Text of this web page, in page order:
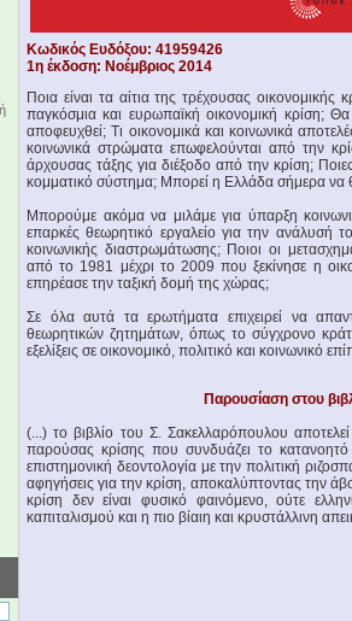
Κωδικός Ευδόξου: 41959426
1η έκδοση: Noέμβριος 2014
Ποια είναι τα αίτια της τρέχουσας
παγκόσμια και ευρωπαϊκή οικονομική κρίση;
αποφευχθεί; Τι οικονομικά και κοινωνικά
κοινωνικά στρώματα επωφελούνται από την
άρχουσας τάξης για διέξοδο από την κρίση;
κομματικό σύστημα; Μπορεί η Ελλάδα σήμερα να
Μπορούμε ακόμα να μιλάμε για ύπαρξη
επαρκές θεωρητικό εργαλείο για την ανάλυσή
κοινωνικής διαστρωμάτωσης; Ποιοι οι
από το 1981 μέχρι το 2009 που ξεκίνησε η
επηρέασε την ταξική δομή της χώρας;
Σε όλα αυτά τα ερωτήματα επιχειρεί να
θεωρητικών ζητημάτων, όπως το σύγχρονο
εξελίξεις σε οικονομικό, πολιτικό και κοινωνικό
Παρουσίαση στου
(...) το βιβλίο του Σ. Σακελλαρόπουλου
παρούσας κρίσης που συνδυάζει το
επιστημονική δεοντολογία με την πολιτική
αφηγήσεις για την κρίση, αποκαλύπτοντας την
κρίση δεν είναι φυσικό φαινόμενο, ούτε
καπιταλισμού και η πιο βίαιη και κρυστάλλινη